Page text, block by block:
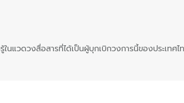
นแวดวงสื่อสารที่ได้เป็นผู้บุกเบิกวงการนี้ของประเทศ